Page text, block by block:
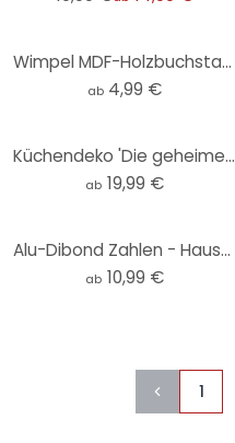
Wimpel MDF-Holzbuchstaben - Einzelbuchstaben
ab 4,99 €
Küchendeko 'Die geheime Zutat ist Liebe' – MDF-Schriftzug für stilvolle Wandgestaltung
ab 19,99 €
Alu-Dibond Zahlen - Hausnummern - Silbereffekt
ab 10,99 €
1